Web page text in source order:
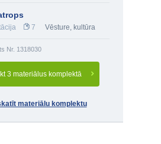
7 Vēsture, kultūra
Nr. 1318030
3 materiālus komplektā
materiālu komplektu